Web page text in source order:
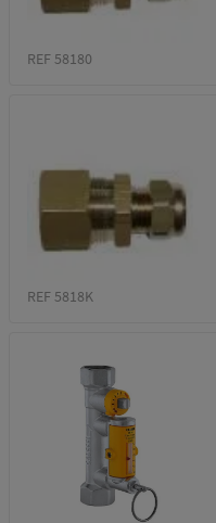
REF 58180
REF 5818K